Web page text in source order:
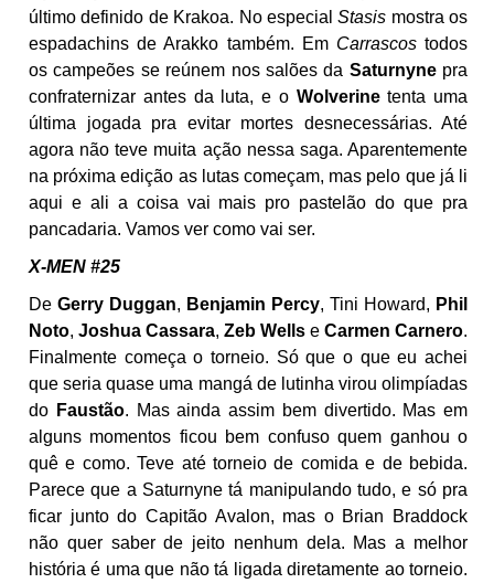
último definido de Krakoa. No especialStasis mostra os
espadachins de Arakko também. Em Carrascostodos
os campeões se reúnem nos salões da Saturnynepra
confraternizar antes da luta, e o Wolverinetenta uma
última jogada pra evitar mortes desnecessárias. Até
agora não teve muita ação nessa saga. Aparentemente
na próxima edição as lutas começam, mas pelo que já li
aqui e ali a coisa vai mais pro pastelão do que pra
pancadaria. Vamos ver como vai ser.
X-MEN #25
De Gerry Duggan, Benjamin Percy, Tini Howard, Phil
Noto, Joshua Cassara, Zeb Wells e Carmen Carnero.
Finalmente começa o torneio. Só que o que eu achei
que seria quase uma mangá de lutinha virou olimpíadas
do Faustão. Mas ainda assim bem divertido. Mas em
alguns momentos ficou bem confuso quem ganhou o
quê e como. Teve até torneio de comida e de bebida.
Parece que a Saturnyne tá manipulando tudo, e só pra
ficar junto do Capitão Avalon, mas o Brian Braddock
não quer saber de jeito nenhum dela. Mas a melhor
história é uma que não tá ligada diretamente ao torneio.